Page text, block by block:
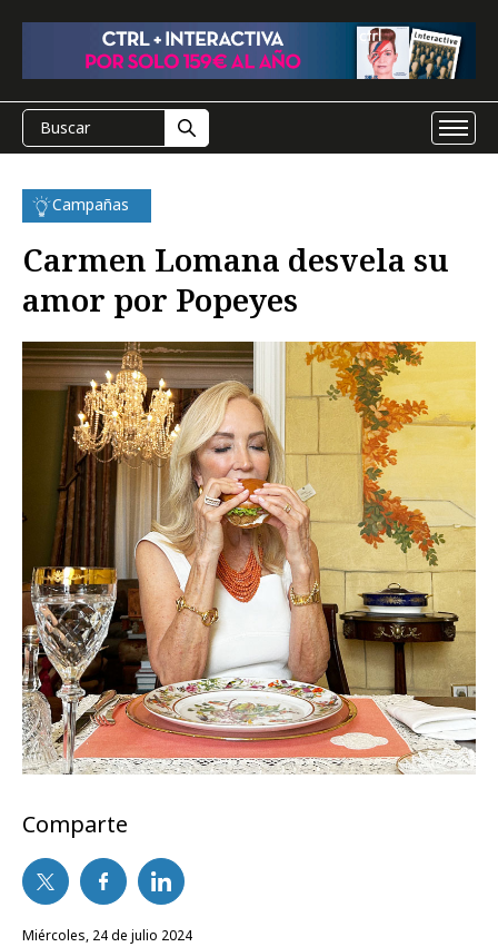
Campañas
Carmen Lomana desvela su
amor por Popeyes
Comparte
miércoles, 24 de julio 2024